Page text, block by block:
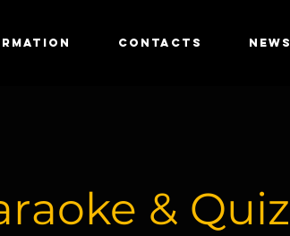
CONTACTS NEWS
& Quiz